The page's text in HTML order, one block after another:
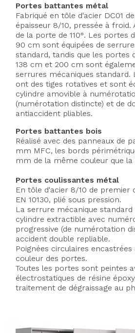
Portes battantes métal
Fabriqué en tôle d'acier DC01
épaisseur 8/10, pressée à froid.
de la porte de 110°. Les portes
90 cm sont équipées de
standard, tandis que les portes
138 cm et 200 cm sont
serrures mécaniques standard.
ont des tiges rotatives et sont
cylindre amovible à
(numérotation distincte) et de
antiaccident pliables.
Portes battantes bois
Réalisé avec des panneaux de
mm MFC, les bords
mm de la même couleur que la
Portes coulissantes métal
En tôle d'acier 8/10 de premier
EN 10130, plié sous pression.
La serrure mécanique standard
cylindre extractible avec
progressive (de numérotation
accident double repliable.
Poignées circulaires encastrées
couleur des portes.
Toutes les portes sont peintes
électrostatiques de résine
traitement de dégraissage au